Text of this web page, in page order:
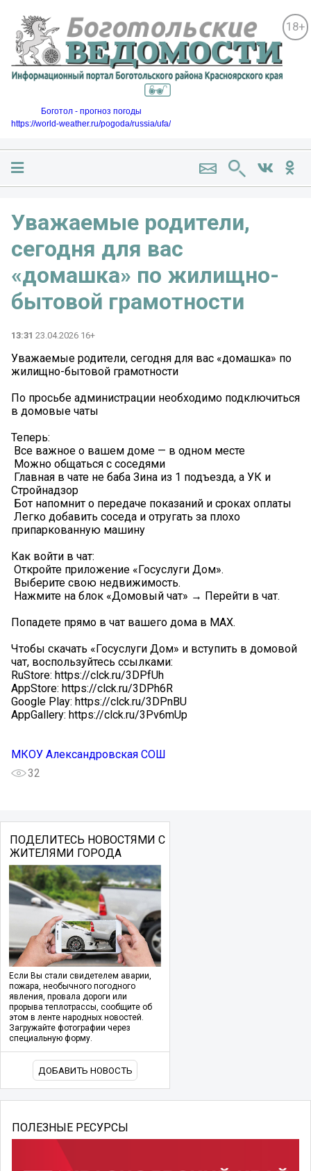
18+
Боготол - прогноз погоды
https://world-weather.ru/pogoda/russia/ufa/
Уважаемые родители,
сегодня для вас
«домашка» по жилищно-
бытовой грамотности
13:31 23.04.2026 16+
Уважаемые родители, сегодня для вас «домашка» по
жилищно-бытовой грамотности
По просьбе администрации необходимо подключиться
в домовые чаты
Теперь:
️ Все важное о вашем доме — в одном месте
️ Можно общаться с соседями
️ Главная в чате не баба Зина из 1 подъезда, а УК и
Стройнадзор
️ Бот напомнит о передаче показаний и сроках оплаты
️ Легко добавить соседа и отругать за плохо
припаркованную машину
Как войти в чат:
️ Откройте приложение «Госуслуги Дом».
️ Выберите свою недвижимость.
️ Нажмите на блок «Домовый чат» → Перейти в чат.
Попадете прямо в чат вашего дома в MAX.
Чтобы скачать «Госуслуги Дом» и вступить в домовой
чат, воспользуйтесь ссылками:
RuStore: https://clck.ru/3DPfUh
AppStore: https://clck.ru/3DPh6R
Google Play: https://clck.ru/3DPnBU
AppGallery: https://clck.ru/3Pv6mUр
МКОУ Александровская СОШ
32
ПОДЕЛИТЕСЬ НОВОСТЯМИ С
ЖИТЕЛЯМИ ГОРОДА
Если Вы стали свидетелем аварии,
пожара, необычного погодного
явления, провала дороги или
прорыва теплотрассы, сообщите об
этом в ленте народных новостей.
Загружайте фотографии через
специальную форму.
ДОБАВИТЬ НОВОСТЬ
ПОЛЕЗНЫЕ РЕСУРСЫ